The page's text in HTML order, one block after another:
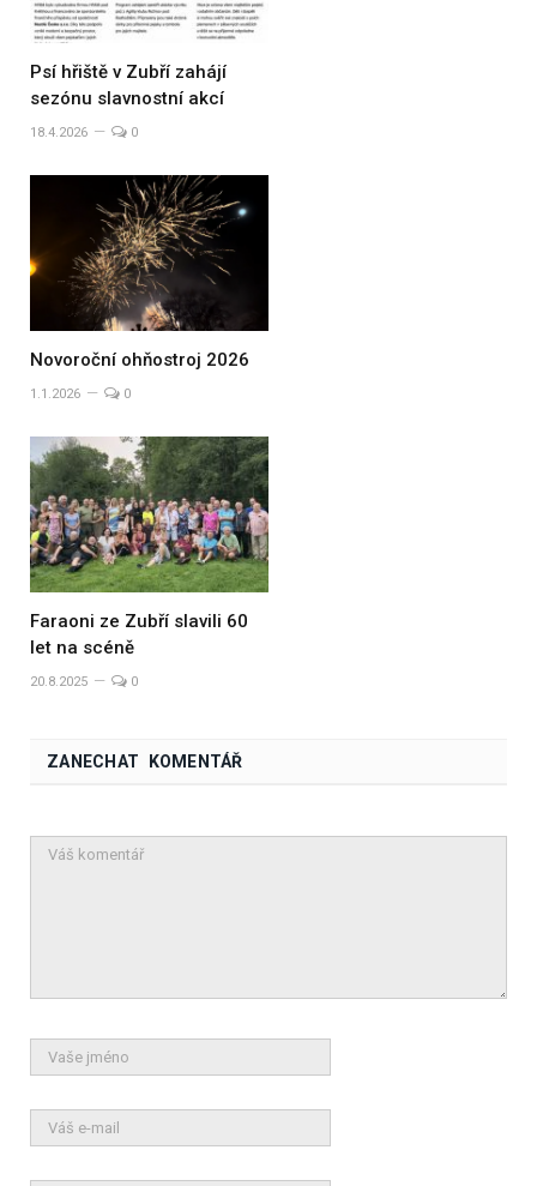
Psí hřiště v Zubří zahájí
sezónu slavnostní akcí
18.4.2026 0
Novoroční ohňostroj 2026
1.1.2026 0
Faraoni ze Zubří slavili 60
let na scéně
20.8.2025 0
ZANECHAT KOMENTÁŘ